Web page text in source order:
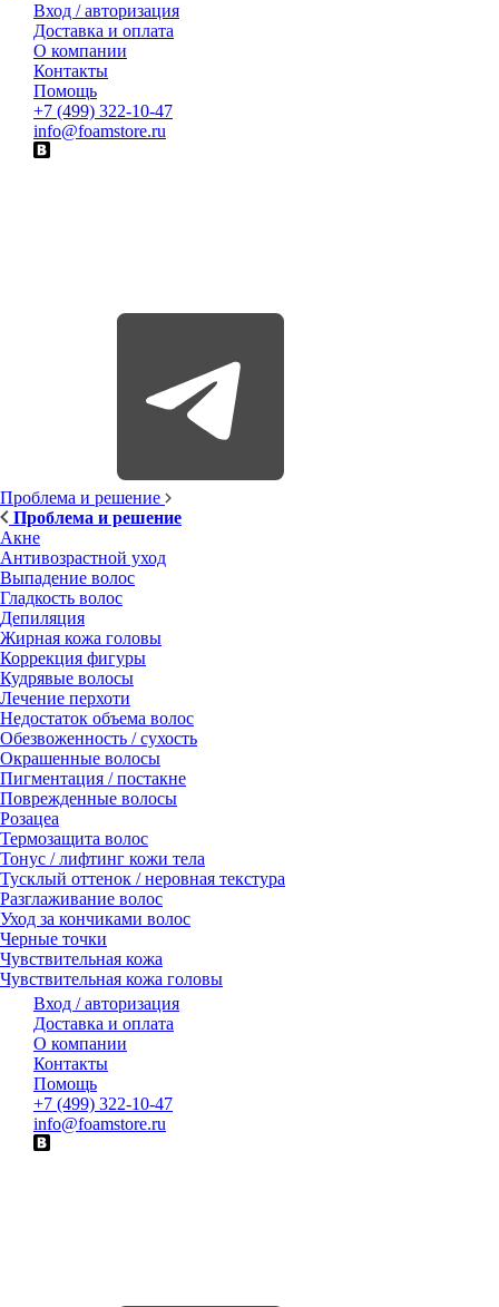
Вход / авторизация
Доставка и оплата
О компании
Контакты
Помощь
+7 (499) 322-10-47
info@foamstore.ru
Проблема и решение
Проблема и решение
Акне
Антивозрастной уход
Выпадение волос
Гладкость волос
Депиляция
Жирная кожа головы
Коррекция фигуры
Кудрявые волосы
Лечение перхоти
Недостаток объема волос
Обезвоженность / сухость
Окрашенные волосы
Пигментация / постакне
Поврежденные волосы
Розацеа
Термозащита волос
Тонус / лифтинг кожи тела
Тусклый оттенок / неровная текстура
Разглаживание волос
Уход за кончиками волос
Черные точки
Чувствительная кожа
Чувствительная кожа головы
Вход / авторизация
Доставка и оплата
О компании
Контакты
Помощь
+7 (499) 322-10-47
info@foamstore.ru